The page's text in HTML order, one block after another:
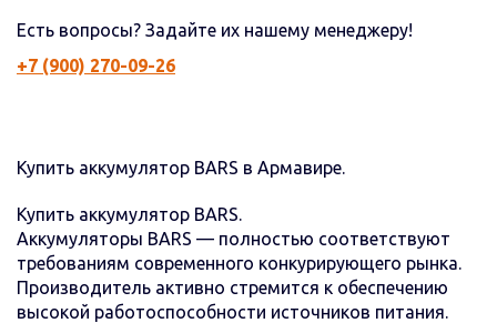
Есть вопросы? Задайте их нашему менеджеру!
+7 (900) 270-09-26
Купить аккумулятор BARS в Армавире.
Купить аккумулятор BARS.
Аккумуляторы BARS — полностью соответствуют
требованиям современного конкурирующего рынка.
Производитель активно стремится к обеспечению
высокой работоспособности источников питания.